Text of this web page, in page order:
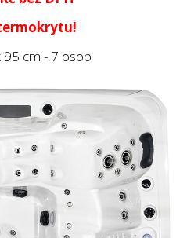
cm - 7 osob